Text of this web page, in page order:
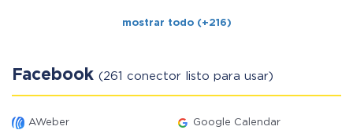
mostrar todo (+216)
Facebook (261 conector listo para usar)
AWeber Google Calendar